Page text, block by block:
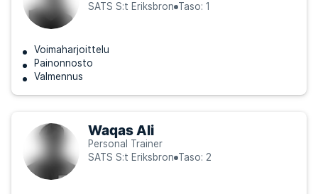
SATS S:t Eriksbron Taso: 1
Voimaharjoittelu
Painonnosto
Valmennus
Waqas Ali
Personal Trainer
SATS S:t Eriksbron Taso: 2